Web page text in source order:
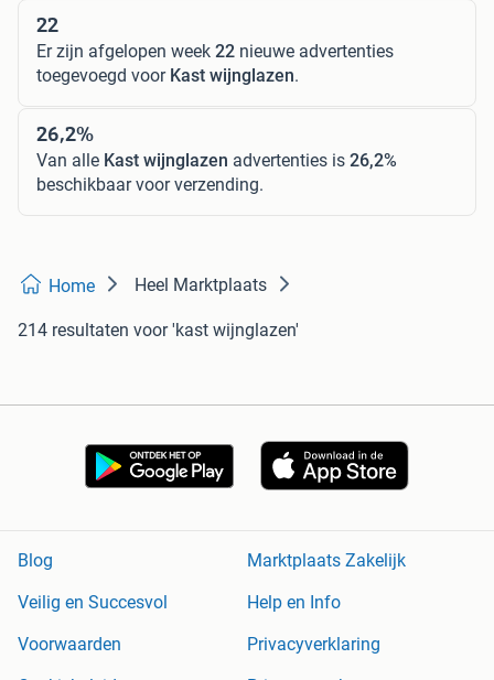
22
Er zijn afgelopen week 22 nieuwe advertenties
toegevoegd voor Kast wijnglazen.
26,2%
Van alle Kast wijnglazen advertenties is 26,2%
beschikbaar voor verzending.
Home Heel Marktplaats
214 resultaten voor 'kast wijnglazen'
Blog
Marktplaats Zakelijk
Veilig en Succesvol
Help en Info
Voorwaarden
Privacyverklaring